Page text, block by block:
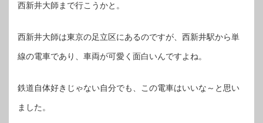
西新井大師まで行こうかと。
西新井大師は東京の足立区にあるのですが、西新井駅から単
線の電車であり、車両が可愛く面白いんですよね。
鉄道自体好きじゃない自分でも、この電車はいいな～と思い
ました。